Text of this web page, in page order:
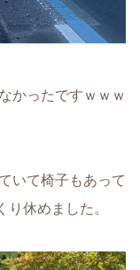
かったですｗｗｗ
いて椅子もあって
り休めました。